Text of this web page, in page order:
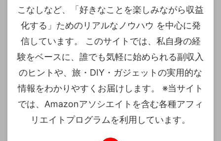
こなしなど、「好きなことを楽しみながら収益
化する」ためのリアルなノウハウ を中心に発
信しています。 このサイトでは、私自身の経
験をベースに、誰でも気軽に始められる副収入
のヒントや、旅・DIY・ガジェットの実用的な
情報をわかりやすくお届けします。 ※当サイト
では、Amazonアソシエイトを含む各種アフィ
リエイトプログラムを利用しています。